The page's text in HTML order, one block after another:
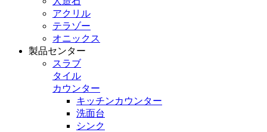
アクリル
テラゾー
オニックス
製品センター
スラブ
タイル
カウンター
キッチンカウンター
洗面台
シンク